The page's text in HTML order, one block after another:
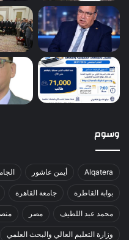
وسوم
Alqatera أيمن عاشور
بوابة القاطرة جامعة القاهرة
محمد عبد اللطيف مصر
وزارة التعليم العالي والبحث العلمي